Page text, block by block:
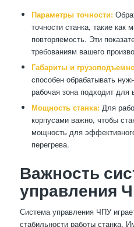
Параметры точности:
точности станка, такие как
повторяемость. Эти
требованиям вашего
Габариты и
способен обрабатывать
рабочая зона подходит для
Мощность станка:Для
корпусами важно, чтобы
мощность для
перегрева.
Важность
управления
Система управления ЧПУ
стабильности работы станка.